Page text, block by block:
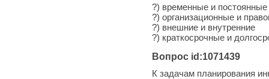
?) временные и постоянные
?) организационные и
?) внешние и внутренние
?) краткосрочные и
Вопрос id:1071439
К задачам планирования